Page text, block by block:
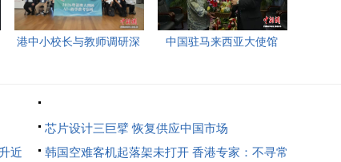
港中小校长与教师调研深
中国驻马来西亚大使馆
的安全意识与应急处置能
芯片设计三巨擘 恢复供应中国市场
近
韩国空难 客机起落架未打开 香港专家：不寻常